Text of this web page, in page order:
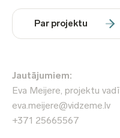
Par projektu
Jautājumiem:
Eva Meijere, projektu
eva.meijere@vidzeme.lv
+371 25665567